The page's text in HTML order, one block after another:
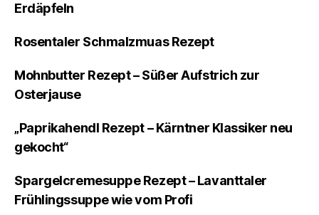
Erdäpfeln
Rosentaler Schmalzmuas Rezept
Mohnbutter Rezept – Süßer Aufstrich zur
Osterjause
„Paprikahendl Rezept – Kärntner Klassiker neu
gekocht“
Spargelcremesuppe Rezept – Lavanttaler
Frühlingssuppe wie vom Profi